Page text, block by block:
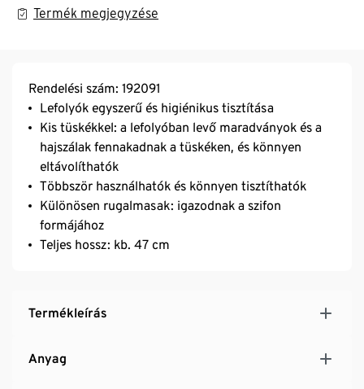
Termék megjegyzése
Rendelési szám: 192091
Lefolyók egyszerű és higiénikus tisztítása
Kis tüskékkel: a lefolyóban levő maradványok és a
hajszálak fennakadnak a tüskéken, és könnyen
eltávolíthatók
Többször használhatók és könnyen tisztíthatók
Különösen rugalmasak: igazodnak a szifon
formájához
Teljes hossz: kb. 47 cm
Termékleírás
Anyag